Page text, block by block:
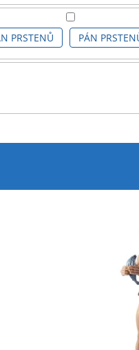
PRSTENŮ PÁN